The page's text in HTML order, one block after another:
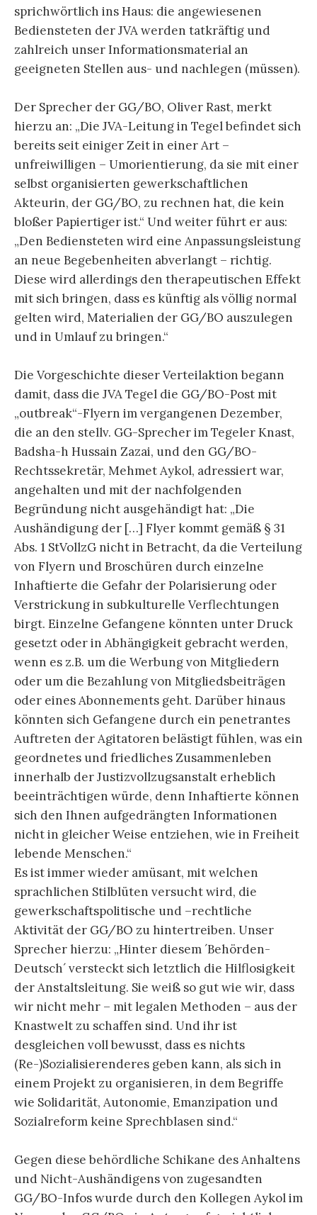
sprichwörtlich ins Haus: die angewiesenen
Bediensteten der JVA werden tatkräftig und
zahlreich unser Informationsmaterial an
geeigneten Stellen aus- und nachlegen (müssen).
Der Sprecher der GG/BO, Oliver Rast, merkt
hierzu an: „Die JVA-Leitung in Tegel befindet sich
bereits seit einiger Zeit in einer Art –
unfreiwilligen – Umorientierung, da sie mit einer
selbst organisierten gewerkschaftlichen
Akteurin, der GG/BO, zu rechnen hat, die kein
bloßer Papiertiger ist.“ Und weiter führt er aus:
„Den Bediensteten wird eine Anpassungsleistung
an neue Begebenheiten abverlangt – richtig.
Diese wird allerdings den therapeutischen Effekt
mit sich bringen, dass es künftig als völlig normal
gelten wird, Materialien der GG/BO auszulegen
und in Umlauf zu bringen.“
Die Vorgeschichte dieser Verteilaktion begann
damit, dass die JVA Tegel die GG/BO-Post mit
„outbreak“-Flyern im vergangenen Dezember,
die an den stellv. GG-Sprecher im Tegeler Knast,
Badsha-h Hussain Zazai, und den GG/BO-
Rechtssekretär, Mehmet Aykol, adressiert war,
angehalten und mit der nachfolgenden
Begründung nicht ausgehändigt hat: „Die
Aushändigung der […] Flyer kommt gemäß § 31
Abs. 1 StVollzG nicht in Betracht, da die Verteilung
von Flyern und Broschüren durch einzelne
Inhaftierte die Gefahr der Polarisierung oder
Verstrickung in subkulturelle Verflechtungen
birgt. Einzelne Gefangene könnten unter Druck
gesetzt oder in Abhängigkeit gebracht werden,
wenn es z.B. um die Werbung von Mitgliedern
oder um die Bezahlung von Mitgliedsbeiträgen
oder eines Abonnements geht. Darüber hinaus
könnten sich Gefangene durch ein penetrantes
Auftreten der Agitatoren belästigt fühlen, was ein
geordnetes und friedliches Zusammenleben
innerhalb der Justizvollzugsanstalt erheblich
beeinträchtigen würde, denn Inhaftierte können
sich den Ihnen aufgedrängten Informationen
nicht in gleicher Weise entziehen, wie in Freiheit
lebende Menschen.“
Es ist immer wieder amüsant, mit welchen
sprachlichen Stilblüten versucht wird, die
gewerkschaftspolitische und –rechtliche
Aktivität der GG/BO zu hintertreiben. Unser
Sprecher hierzu: „Hinter diesem ´Behörden-
Deutsch´ versteckt sich letztlich die Hilflosigkeit
der Anstaltsleitung. Sie weiß so gut wie wir, dass
wir nicht mehr – mit legalen Methoden – aus der
Knastwelt zu schaffen sind. Und ihr ist
desgleichen voll bewusst, dass es nichts
(Re-)Sozialisierenderes geben kann, als sich in
einem Projekt zu organisieren, in dem Begriffe
wie Solidarität, Autonomie, Emanzipation und
Sozialreform keine Sprechblasen sind.“
Gegen diese behördliche Schikane des Anhaltens
und Nicht-Aushändigens von zugesandten
GG/BO-Infos wurde durch den Kollegen Aykol im